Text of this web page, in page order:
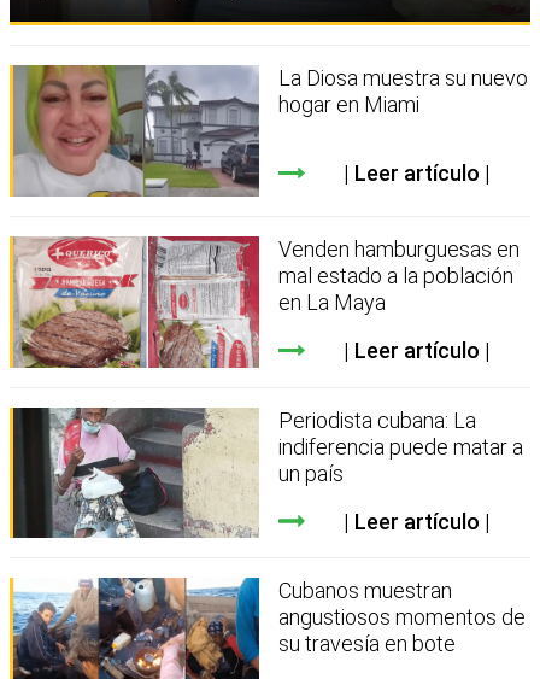
La Diosa muestra su nuevo
hogar en Miami
Leer artículo
Venden hamburguesas en
mal estado a la población
en La Maya
Leer artículo
Periodista cubana: La
indiferencia puede matar a
un país
Leer artículo
Cubanos muestran
angustiosos momentos de
su travesía en bote